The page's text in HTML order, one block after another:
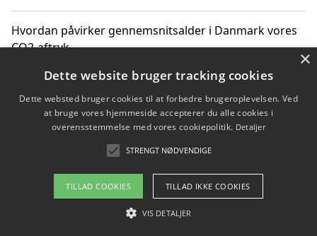
Hvordan påvirker gennemsnitsalder i Danmark vores
CO2-aftryk
Hvordan nyheder om CO2-udledning påvirker vores
hverdag
Om / kontakt
Blog Betingelser
×
Dette website bruger tracking cookies
Dette websted bruger cookies til at forbedre brugeroplevelsen. Ved
at bruge vores hjemmeside accepterer du alle cookies i
overensstemmelse med vores cookiepolitik. Detaljer
STRENGT NØDVENDIGE
TILLAD COOKIES TILLAD IKKE COOKIES
VIS DETALJER